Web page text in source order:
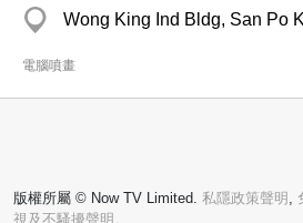
Wong King Ind Bldg, San Po
電腦噴畫
版權所屬 © Now TV Limited. 私隱政策聲明 ,
視及不騷擾聲明。